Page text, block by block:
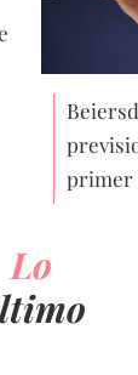
primer
Lo